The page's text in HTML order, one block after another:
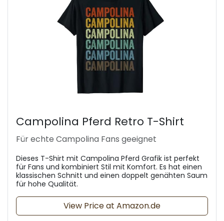
Campolina Pferd Retro T-Shirt
Für echte Campolina Fans geeignet
Dieses T-Shirt mit Campolina Pferd Grafik ist perfekt
für Fans und kombiniert Stil mit Komfort. Es hat einen
klassischen Schnitt und einen doppelt genähten Saum
für hohe Qualität.
View Price at Amazon.de